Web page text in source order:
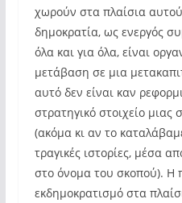
χωρούν στα πλαίσια
δημοκρατία, ως ενεργός
όλα και για όλα, είναι
μετάβαση σε μια
αυτό δεν είναι καν
στρατηγικό στοιχείο μιας
(ακόμα κι αν το
τραγικές ιστορίες, μέσα
στο όνομα του σκοπού). Η
εκδημοκρατισμό στα